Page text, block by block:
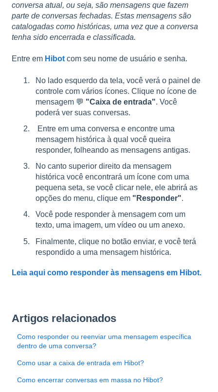
conversa atual, ou seja, são mensagens que fazem
parte de conversas fechadas. Estas mensagens são
catalogadas como históricas, uma vez que a conversa
tenha sido encerrada e classificada.
Entre em Hibotcom seu nome de usuário e senha.
No lado esquerdo da tela, você verá o painel de
controle com vários ícones. Clique no ícone de
mensagem 💬 "Caixa de entrada". Você
poderá ver suas conversas.
Entre em uma conversa e encontre uma
mensagem histórica à qual você queira
responder, folheando as mensagens antigas.
No canto superior direito da mensagem
histórica você encontrará um ícone com uma
pequena seta, se você clicar nele, ele abrirá as
opções do menu, clique em "Responder".
Você pode responder à mensagem com um
texto, uma imagem, um vídeo ou um anexo.
Finalmente, clique no botão enviar, e você terá
respondido a uma mensagem histórica.
Leia aqui como responder às mensagens em Hibot.
Artigos relacionados
Como responder ou reenviar uma mensagem específica
dentro de uma conversa?
Como usar a caixa de entrada em Hibot?
Como encerrar conversas em massa no Hibot?